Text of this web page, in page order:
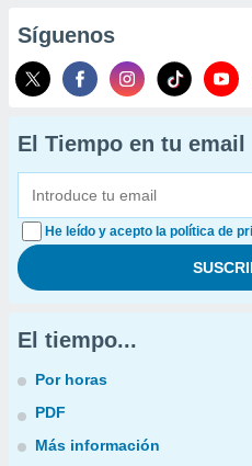
Síguenos
El Tiempo en tu email
He leído y acepto la política de
El tiempo...
Por horas
PDF
Más información